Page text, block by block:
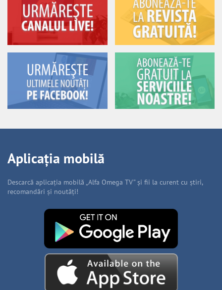
Aplicația mobilă
Descarcă aplicația mobilă „Alfa Omega TV” și fii la curent cu știri,
recomandări și noutăți!